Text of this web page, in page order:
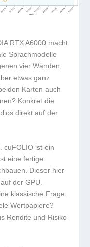
RTX A6000 macht
Sprachmodelle
vier Wänden.
etwas ganz
Karten auch
Konkret die
direkt auf der
cuFOLIO ist ein
eine fertige
Dieser hier
der GPU.
klassische Frage.
Wertpapiere?
Rendite und Risiko